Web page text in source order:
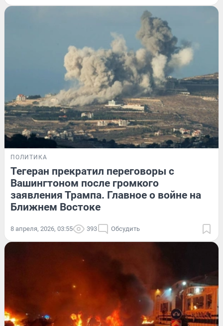
ПОЛИТИКА
Тегеран прекратил переговоры с
Вашингтоном после громкого
заявления Трампа. Главное о войне на
Ближнем Востоке
8 апреля, 2026, 03:55 393 Обсудить